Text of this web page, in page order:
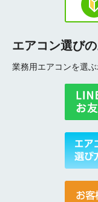
エアコン選び
業務用エアコンを選